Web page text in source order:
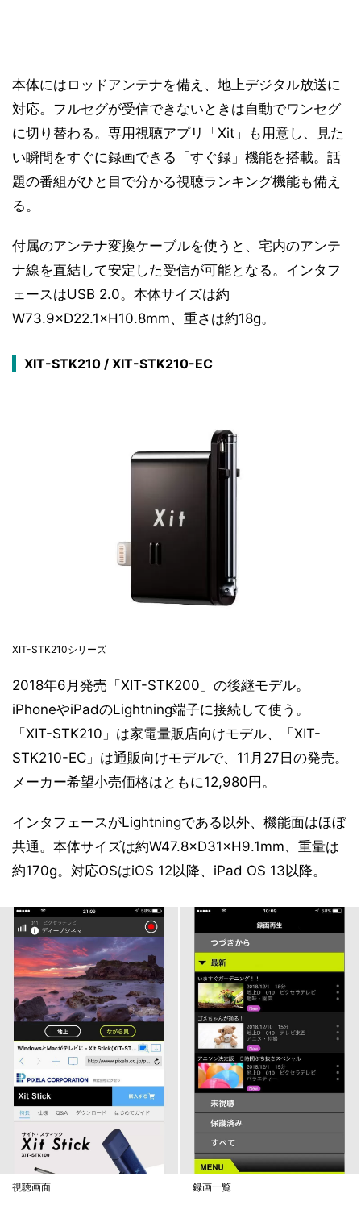
本体にはロッドアンテナを備え、地上デジタル放送に
対応。フルセグが受信できないときは自動でワンセグ
に切り替わる。専用視聴アプリ「Xit」も用意し、見た
い瞬間をすぐに録画できる「すぐ録」機能を搭載。話
題の番組がひと目で分かる視聴ランキング機能も備え
る。
付属のアンテナ変換ケーブルを使うと、宅内のアンテ
ナ線を直結して安定した受信が可能となる。インタフ
ェースはUSB 2.0。本体サイズは約
W73.9×D22.1×H10.8mm、重さは約18g。
XIT-STK210 / XIT-STK210-EC
XIT-STK210シリーズ
2018年6月発売「XIT-STK200」の後継モデル。
iPhoneやiPadのLightning端子に接続して使う。
「XIT-STK210」は家電量販店向けモデル、「XIT-
STK210-EC」は通販向けモデルで、11月27日の発売。
メーカー希望小売価格はともに12,980円。
インタフェースがLightningである以外、機能面はほぼ
共通。本体サイズは約W47.8×D31×H9.1mm、重量は
約170g。対応OSはiOS 12以降、iPad OS 13以降。
視聴画面 録画一覧